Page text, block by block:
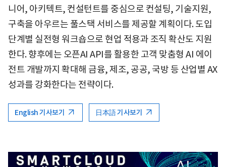
니어, 아키텍트, 컨설턴트를 중심으로 컨설팅, 기술지원,
구축을 아우르는 풀스택 서비스를 제공할 계획이다. 도입
단계별 실전형 워크숍으로 현업 적용과 조직 확산도 지원
한다. 향후에는 오픈AI API를 활용한 고객 맞춤형 AI 에이
전트 개발까지 확대해 금융, 제조, 공공, 국방 등 산업별 AX
성과를 강화한다는 전략이다.
English 기사보기 日本語 기사보기